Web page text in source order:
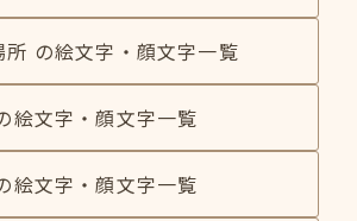
所 の絵文字・顔文字一覧
絵文字・顔文字一覧
絵文字・顔文字一覧